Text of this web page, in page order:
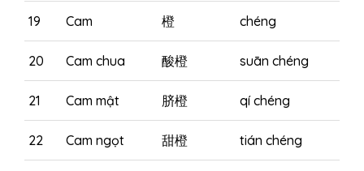
19 Cam 橙 chéng
20 Cam chua 酸橙 suān chéng
21 Cam mật 脐橙 qí chéng
22 Cam ngọt 甜橙 tián chéng